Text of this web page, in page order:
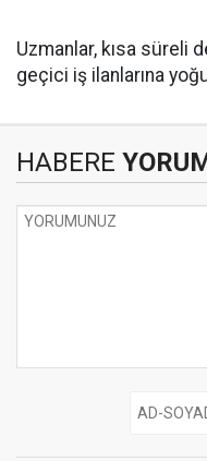
Uzmanlar, kısa süreli
geçici iş ilanlarına
HABERE